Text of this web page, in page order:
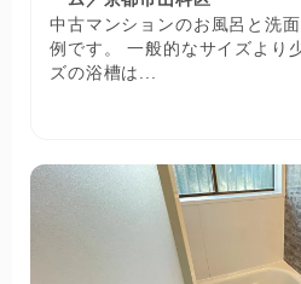
中古マンションのお風呂と洗
例です。 一般的なサイズより
ズの浴槽は...